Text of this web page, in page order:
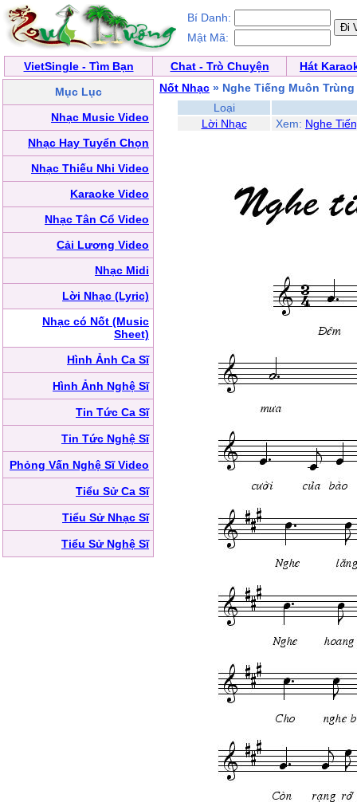
Bí Danh:
Mật Mã:
VietSingle - Tìm Bạn Chat - Trò Chuyện
Hát
Mục Lục
Nhạc Music Video
Nhạc Hay Tuyển Chọn
Nhạc Thiếu Nhi Video
Karaoke Video
Nhạc Tân Cổ Video
Cải Lương Video
Nhạc Midi
Lời Nhạc (Lyric)
Nhạc có Nốt (Music
Sheet)
Hình Ảnh Ca Sĩ
Hình Ảnh Nghệ Sĩ
Tin Tức Ca Sĩ
Tin Tức Nghệ Sĩ
Phỏng Vấn Nghệ Sĩ Video
Tiểu Sử Ca Sĩ
Tiểu Sử Nhạc Sĩ
Tiểu Sử Nghệ Sĩ
Nốt Nhạc » Nghe Tiếng Muôn Trùng
Loại
Lời Nhạc
Xem: Nghe